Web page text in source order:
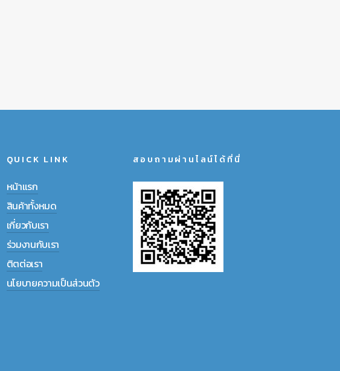
QUICK LINK
หน้าแรก
สินค้าทั้งหมด
เกี่ยวกับเรา
ร่วมงานกับเรา
ติตต่อเรา
นโยบายความเป็นส่วนตัว
สอบถามผ่านไลน์ได้ที่นี่